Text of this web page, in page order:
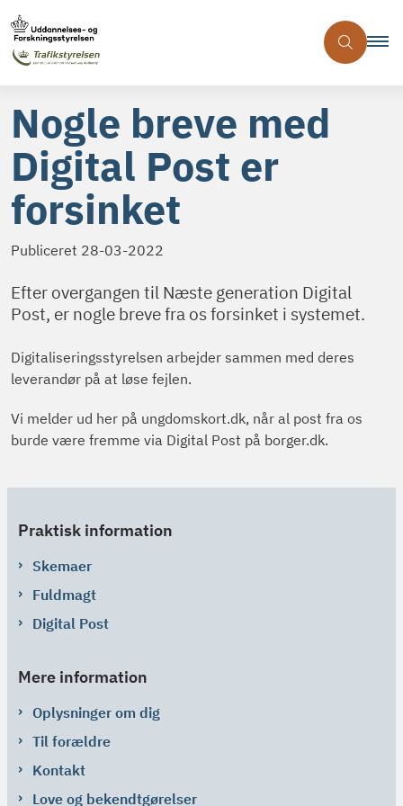
Nogle breve med
Digital Post er
forsinket
Publiceret 28-03-2022
Efter overgangen til Næste generation Digital
Post, er nogle breve fra os forsinket i systemet.
Digitaliseringsstyrelsen arbejder sammen med deres
leverandør på at løse fejlen.
Vi melder ud her på ungdomskort.dk, når al post fra os
burde være fremme via Digital Post på borger.dk.
Praktisk information
Skemaer
Fuldmagt
Digital Post
Mere information
Oplysninger om dig
Til forældre
Kontakt
Love og bekendtgørelser